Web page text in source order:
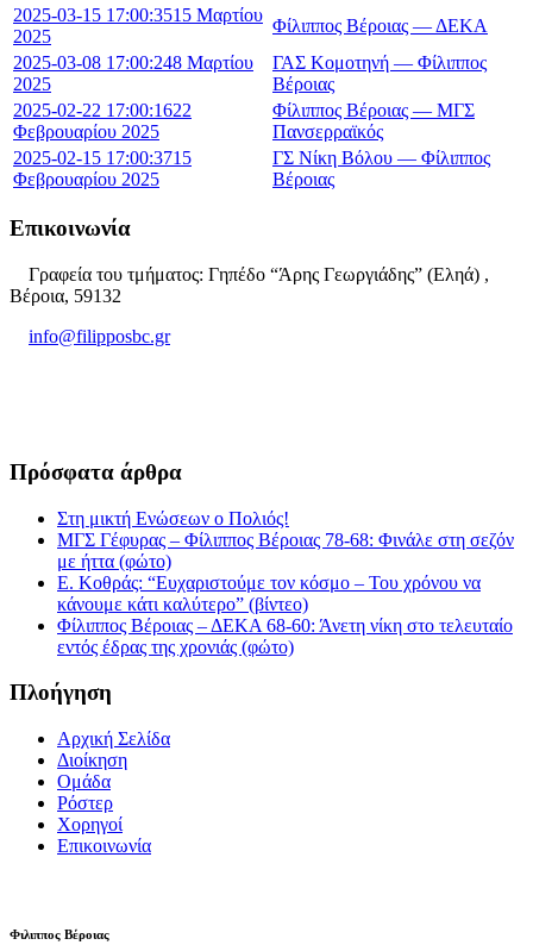
2025-03-15 17:00:3515 Μαρτίου
2025
Φίλιππος Βέροιας — ΔΕΚΑ
2025-03-08 17:00:248 Μαρτίου
2025
ΓΑΣ Κομοτηνή — Φίλιππος
Βέροιας
2025-02-22 17:00:1622
Φεβρουαρίου 2025
Φίλιππος Βέροιας — ΜΓΣ
Πανσερραϊκός
2025-02-15 17:00:3715
Φεβρουαρίου 2025
ΓΣ Νίκη Βόλου — Φίλιππος
Βέροιας
Επικοινωνία
Γραφεία του τμήματος: Γηπέδο “Άρης Γεωργιάδης” (Εληά) ,
Βέροια, 59132
info@filipposbc.gr
Πρόσφατα άρθρα
Στη μικτή Ενώσεων ο Πολιός!
ΜΓΣ Γέφυρας – Φίλιππος Βέροιας 78-68: Φινάλε στη σεζόν
με ήττα (φώτο)
Ε. Κοθράς: “Ευχαριστούμε τον κόσμο – Του χρόνου να
κάνουμε κάτι καλύτερο” (βίντεο)
Φίλιππος Βέροιας – ΔΕΚΑ 68-60: Άνετη νίκη στο τελευταίο
εντός έδρας της χρονιάς (φώτο)
Πλοήγηση
Αρχική Σελίδα
Διοίκηση
Ομάδα
Ρόστερ
Χορηγοί
Επικοινωνία
Φιλιππος Βέροιας